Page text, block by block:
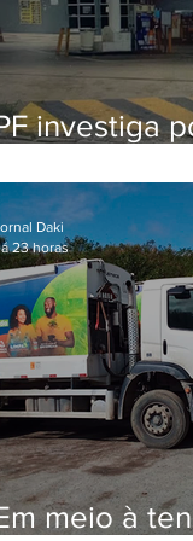
investiga
de
em
meio à
Daki
23 horas